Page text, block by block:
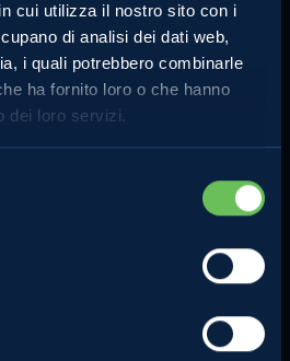
cui utilizza il nostro sito con i
di analisi dei dati web,
i quali potrebbero combinarle
ha fornito loro o che hanno
dei loro servizi.
MELE VAL DI NON
Le mele e gli altri prodotti